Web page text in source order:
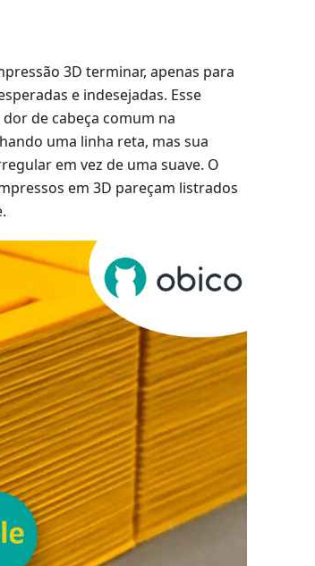
3D terminar, apenas para
e indesejadas. Esse
de cabeça comum na
uma linha reta, mas sua
em vez de uma suave. O
em 3D pareçam listrados